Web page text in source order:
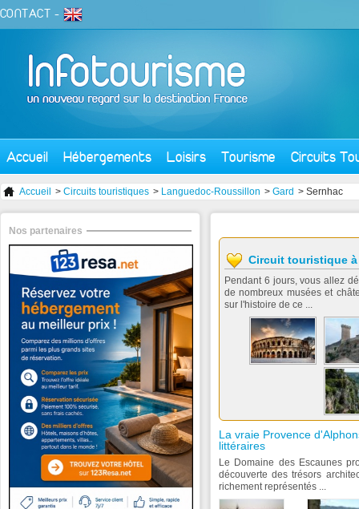
CONTACT -
Accueil Hébergements Loisirs Tourisme Circuits
Accueil > Circuits touristiques > Languedoc-Roussillon > Gard > Sernhac
Circuit touristique
Pendant 6 jours, vous allez
de nombreux musées et
sur l'histoire de ce ...
La vraie Provence
littéraires
Le Domaine des Escaunes
découverte des trésors
richement représentés ...
Nos partenaires